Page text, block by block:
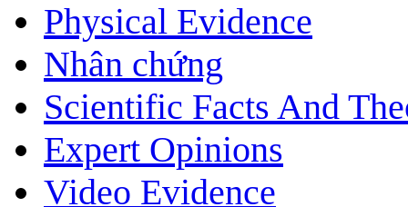
Physical Evidence
Nhân chứng
Scientific Facts And
Expert Opinions
Video Evidence